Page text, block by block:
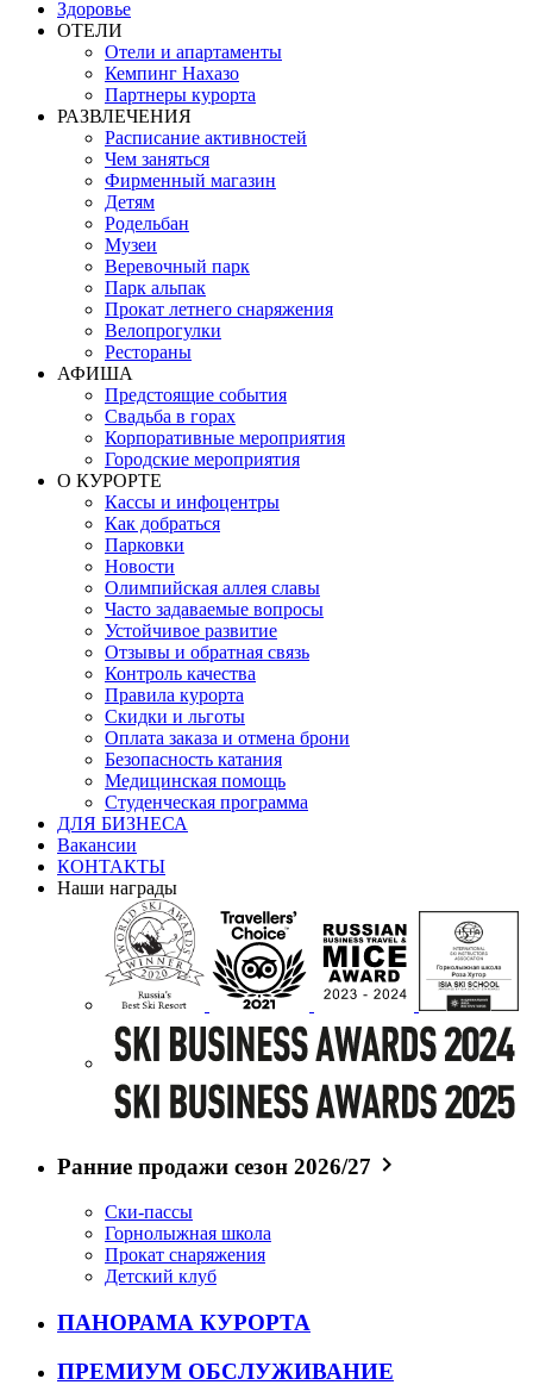
Здоровье
ОТЕЛИ
Отели и апартаменты
Кемпинг Нахазо
Партнеры курорта
РАЗВЛЕЧЕНИЯ
Расписание активностей
Чем заняться
Фирменный магазин
Детям
Родельбан
Музеи
Веревочный парк
Парк альпак
Прокат летнего снаряжения
Велопрогулки
Рестораны
АФИША
Предстоящие события
Свадьба в горах
Корпоративные мероприятия
Городские мероприятия
О КУРОРТЕ
Кассы и инфоцентры
Как добраться
Парковки
Новости
Олимпийская аллея славы
Часто задаваемые вопросы
Устойчивое развитие
Отзывы и обратная связь
Контроль качества
Правила курорта
Скидки и льготы
Оплата заказа и отмена брони
Безопасность катания
Медицинская помощь
Студенческая программа
ДЛЯ БИЗНЕСА
Вакансии
КОНТАКТЫ
Наши награды
Ранние продажи сезон 2026/27
Ски-пассы
Горнолыжная школа
Прокат снаряжения
Детский клуб
ПАНОРАМА КУРОРТА
ПРЕМИУМ ОБСЛУЖИВАНИЕ